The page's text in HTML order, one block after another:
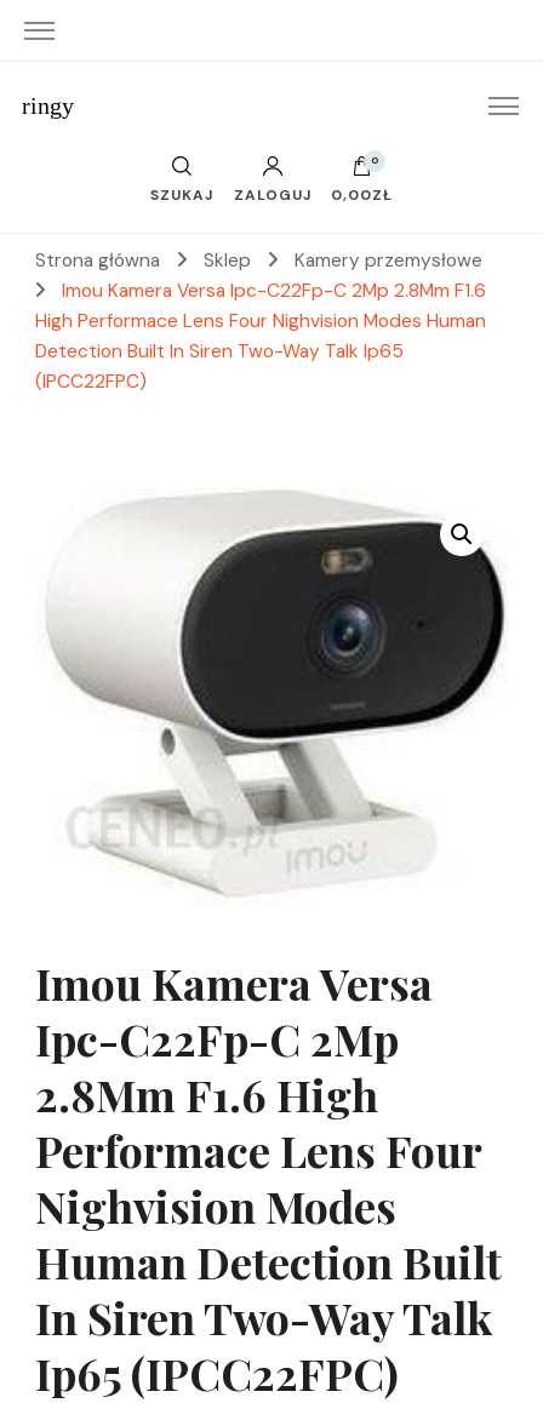
ringy
SZUKAJ ZALOGUJ
0
0,00ZŁ
Strona główna Sklep
Kamery przemysłowe
Imou Kamera Versa Ipc-C22Fp-C 2Mp 2.8Mm F1.6
High Performace Lens Four Nighvision Modes Human
Detection Built In Siren Two-Way Talk Ip65
(IPCC22FPC)
Imou Kamera Versa
Ipc-C22Fp-C 2Mp
2.8Mm F1.6 High
Performace Lens Four
Nighvision Modes
Human Detection Built
In Siren Two-Way Talk
Ip65 (IPCC22FPC)